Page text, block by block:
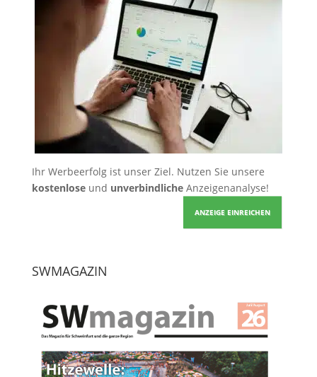
Ihr Werbeerfolg ist unser Ziel. Nutzen Sie unsere
kostenloseund unverbindlicheAnzeigenanalyse!
ANZEIGE EINREICHEN
SWMAGAZIN